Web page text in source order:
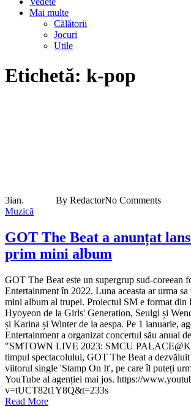
Mai multe
Călătorii
Jocuri
Utile
Etichetă: k-pop
3ian. By RedactorNo Comments
Muzică
GOT The Beat a anunțat
prim mini album
GOT The Beat este un supergrup sud-coreean
Entertainment în 2022. Luna aceasta ar urma
mini album al trupei. Proiectul SM e format din
Hyoyeon de la Girls' Generation, Seulgi și
și Karina și Winter de la aespa. Pe 1 ianuarie,
Entertainment a organizat concertul său anual
"SMTOWN LIVE 2023: SMCU
timpul spectacolului, GOT The Beat a
viitorul single 'Stamp On It', pe care îl puteți
YouTube al agenției mai jos. https://
v=tUCT82t1Y8Q&t=233s
Read More